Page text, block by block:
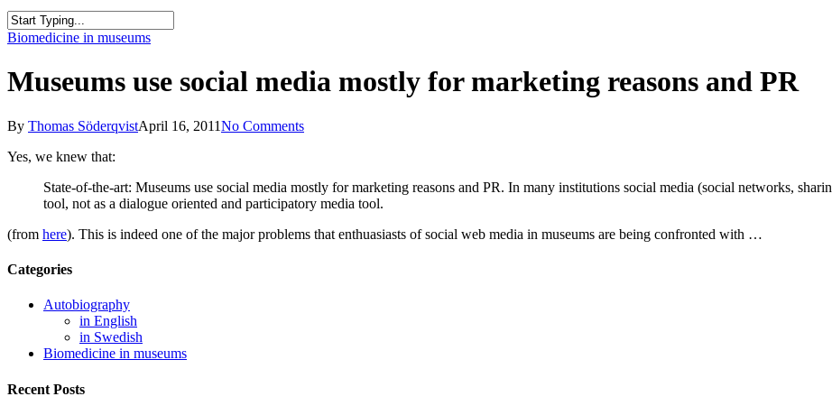
Close
Biomedicine in museums
Museums use social media mostly for marketing reasons and PR
By Thomas SöderqvistApril 16, 2011No Comments
Yes, we knew that:
State-of-the-art: Museums use social media mostly for marketing reasons and PR. In many institutions social media (social networks,
tool, not as a dialogue oriented and participatory media tool.
(from here). This is indeed one of the major problems that enthuasiasts of social web media in museums are being confronted with …
Categories
Autobiography
in English
in Swedish
Biomedicine in museums
Recent Posts